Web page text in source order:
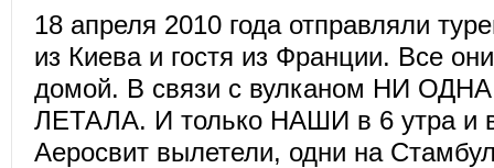
18 апреля 2010 года отправляли
из Киева и гостя из Франции. Все
домой. В связи с вулканом НИ
ЛЕТАЛА. И только НАШИ в 6 утра и
Аеросвит вылетели, одни на